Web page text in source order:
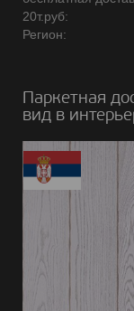
20т.руб:
Регион:
Паркетная
вид в